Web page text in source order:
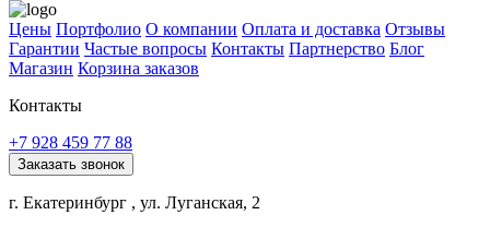
Цены Портфолио О компании Оплата и доставка Отзывы
Гарантии Частые вопросы Контакты Партнерство Блог
Магазин Корзина заказов
Контакты
+7 928 459 77 88
Заказать звонок
г. Екатеринбург , ул. Луганская, 2